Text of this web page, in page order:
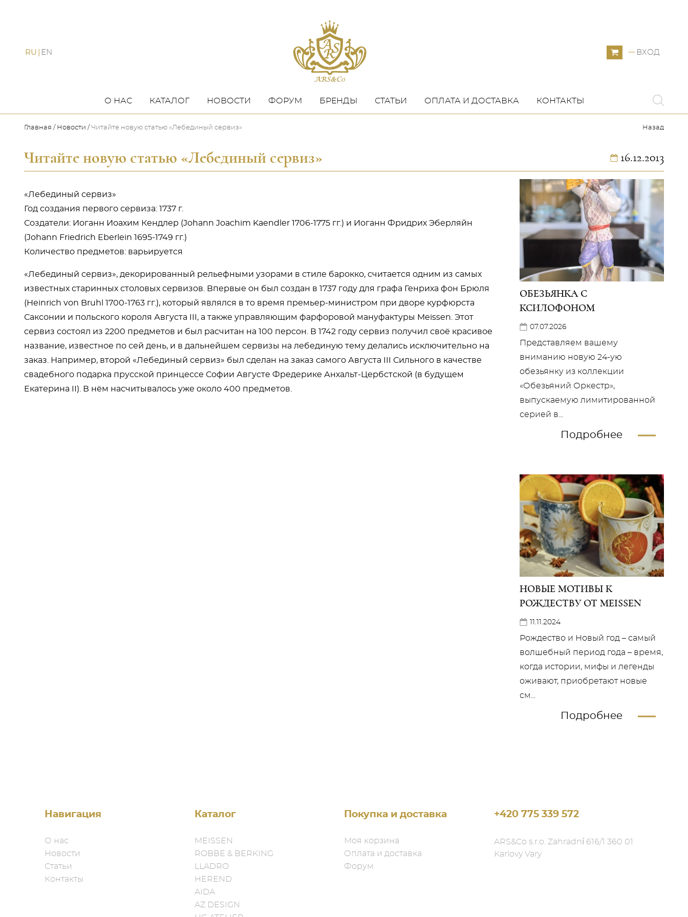
RU EN ВХОД
О НАС КАТАЛОГ НОВОСТИ ФОРУМ БРЕНДЫ СТАТЬИ ОПЛАТА И ДОСТАВКА КОНТАКТЫ
Главная Новости Читайте новую статью «Лебединый сервиз» Назад
Читайте новую статью «Лебединый сервиз» 16.12.2013
«Лебединый сервиз»
Год создания первого сервиза: 1737 г.
Создатели: Иоганн Иоахим Кендлер (Johann Joachim Kaendler 1706-1775 гг.) и Иоганн Фридрих Эберляйн
(Johann Friedrich Eberlein 1695-1749 гг.)
Количество предметов: варьируется
«Лебединый сервиз», декорированный рельефными узорами в стиле барокко, считается одним из самых
известных старинных столовых сервизов. Впервые он был создан в 1737 году для графа Генриха фон Брюля
(Heinrich von Bruhl 1700-1763 гг.), который являлся в то время премьер-министром при дворе курфюрста
Саксонии и польского короля Августа III, а также управляющим фарфоровой мануфактуры Meissen. Этот
сервиз состоял из 2200 предметов и был расчитан на 100 персон. В 1742 году сервиз получил своё красивое
название, известное по сей день, и в дальнейшем сервизы на лебединую тему делались исключительно на
заказ. Например, второй «Лебединый сервиз» был сделан на заказ самого Августа III Сильного в качестве
свадебного подарка прусской принцессе Софии Августе Фредерике Анхальт-Цербстской (в будущем
Екатерина II). В нём насчитывалось уже около 400 предметов.
ОБЕЗЬЯНКА С
КСИЛОФОНОМ
07.07.2026
Представляем вашему
вниманию новую 24-ую
обезьянку из коллекции
«Обезьяний Оркестр»,
выпускаемую лимитированной
серией в...
Подробнее
НОВЫЕ МОТИВЫ К
РОЖДЕСТВУ ОТ MEISSEN
11.11.2024
Рождество и Новый год – самый
волшебный период года – время,
когда истории, мифы и легенды
оживают, приобретают новые
см...
Подробнее
Навигация
О нас
Новости
Статьи
Контакты
Каталог
MEISSEN
ROBBE & BERKING
LLADRO
HEREND
AIDA
AZ DESIGN
Покупка и доставка
Моя корзина
Оплата и доставка
Форум
+420 775 339 572
ARS&Co s.r.o. Zahradní 616/1 360 01
Karlovy Vary